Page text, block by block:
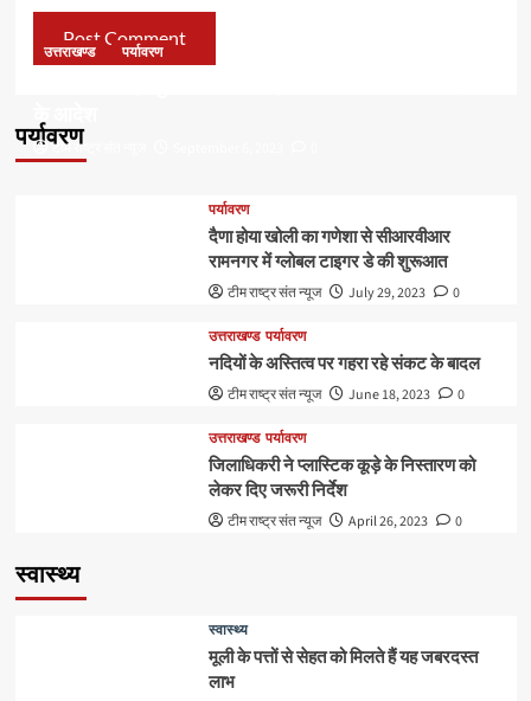
पर्यावरण
उत्तराखण्ड पर्यावरण
के आदेश
टीम राष्ट्र संत न्यूज
पर्यावरण
दैणा होया खोली का गणेशा से सीआरवीआर
रामनगर में ग्लोबल टाइगर डे की शुरूआत
टीम राष्ट्र संत न्यूज July 29, 2023 0
उत्तराखण्ड पर्यावरण
नदियों के अस्तित्व पर गहरा रहे संकट के बादल
टीम राष्ट्र संत न्यूज June 18, 2023 0
उत्तराखण्ड पर्यावरण
जिलाधिकरी ने प्लास्टिक कूड़े के निस्तारण को
लेकर दिए जरूरी निर्देश
टीम राष्ट्र संत न्यूज April 26, 2023 0
स्वास्थ्य
स्वास्थ्य
मूली के पत्तों से सेहत को मिलते हैं यह जबरदस्त
लाभ